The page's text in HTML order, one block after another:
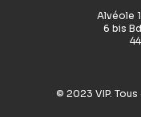
Alvéole
6 bis
© 2023 VIP.